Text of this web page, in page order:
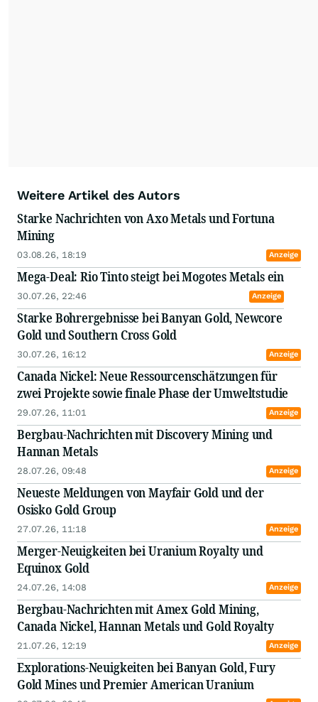
Weitere Artikel des Autors
Starke Nachrichten von Axo Metals und Fortuna
Mining
03.08.26, 18:19 Anzeige
Mega-Deal: Rio Tinto steigt bei Mogotes Metals ein
30.07.26, 22:46 Anzeige
Starke Bohrergebnisse bei Banyan Gold, Newcore
Gold und Southern Cross Gold
30.07.26, 16:12 Anzeige
Canada Nickel: Neue Ressourcenschätzungen für
zwei Projekte sowie finale Phase der Umweltstudie
29.07.26, 11:01 Anzeige
Bergbau-Nachrichten mit Discovery Mining und
Hannan Metals
28.07.26, 09:48 Anzeige
Neueste Meldungen von Mayfair Gold und der
Osisko Gold Group
27.07.26, 11:18 Anzeige
Merger-Neuigkeiten bei Uranium Royalty und
Equinox Gold
24.07.26, 14:08 Anzeige
Bergbau-Nachrichten mit Amex Gold Mining,
Canada Nickel, Hannan Metals und Gold Royalty
21.07.26, 12:19 Anzeige
Explorations-Neuigkeiten bei Banyan Gold, Fury
Gold Mines und Premier American Uranium